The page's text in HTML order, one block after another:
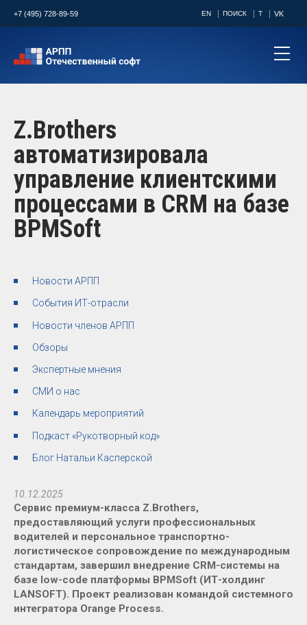
+7 (495) 728-89-59 EN ПОИСК T VK
Z.Brothers
автоматизировала
управление клиентскими
процессами в CRM на базе
BPMSoft
Новости АРПП
События ИТ-отрасли
Новости членов АРПП
Обзоры
Экспертные мнения
СМИ о нас
Календарь мероприятий
Подкаст «Рукотворный код»
Блог Натальи Касперской
10.12.2025
Сервис премиум-класса Z.Brothers,
предоставляющий услуги профессиональных
водителей и персональное транспортно-
логистическое сопровождение по международным
стандартам, завершил внедрение CRM-системы на
базе low-code платформы BPMSoft (ИТ-холдинг
LANSOFT). Проект реализован командой системного
интегратора Orange Process.